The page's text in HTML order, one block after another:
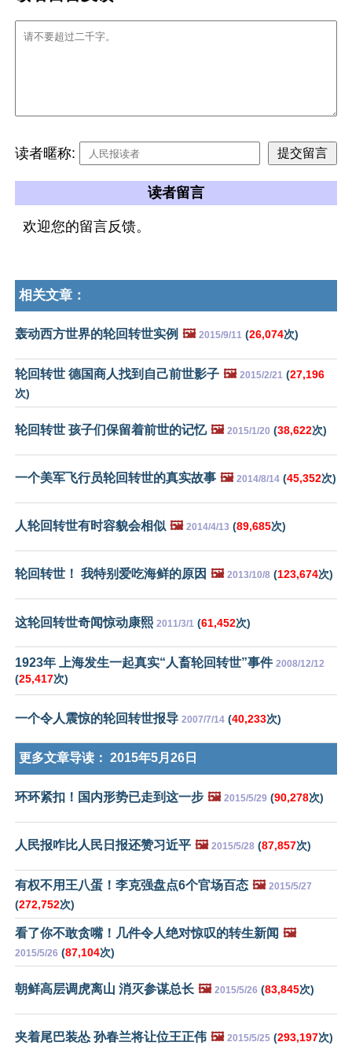
读者暱称:
读者留言
欢迎您的留言反馈。
相关文章：
轰动西方世界的轮回转世实例 🖼️ 2015/9/11 (26,074次)
轮回转世 德国商人找到自己前世影子 🖼️ 2015/2/21 (27,196
次)
轮回转世 孩子们保留着前世的记忆 🖼️ 2015/1/20 (38,622次)
一个美军飞行员轮回转世的真实故事 🖼️ 2014/8/14 (45,352次)
人轮回转世有时容貌会相似 🖼️ 2014/4/13 (89,685次)
轮回转世！ 我特别爱吃海鲜的原因 🖼️ 2013/10/8 (123,674次)
这轮回转世奇闻惊动康熙 2011/3/1 (61,452次)
1923年 上海发生一起真实“人畜轮回转世”事件 2008/12/12
(25,417次)
一个令人震惊的轮回转世报导 2007/7/14 (40,233次)
更多文章导读： 2015年5月26日
环环紧扣！国内形势已走到这一步 🖼️ 2015/5/29 (90,278次)
人民报咋比人民日报还赞习近平 🖼️ 2015/5/28 (87,857次)
有权不用王八蛋！李克强盘点6个官场百态 🖼️ 2015/5/27
(272,752次)
看了你不敢贪嘴！几件令人绝对惊叹的转生新闻 🖼️
2015/5/26 (87,104次)
朝鲜高层调虎离山 消灭参谋总长 🖼️ 2015/5/26 (83,845次)
夹着尾巴装怂 孙春兰将让位王正伟 🖼️ 2015/5/25 (293,197次)